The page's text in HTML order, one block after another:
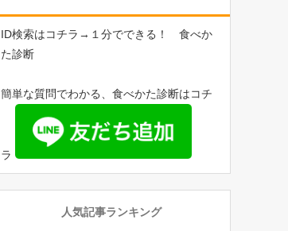
ID検索はコチラ→１分でできる！ 食べか
た診断
簡単な質問でわかる、食べかた診断はコチ
ラ
人気記事ランキング